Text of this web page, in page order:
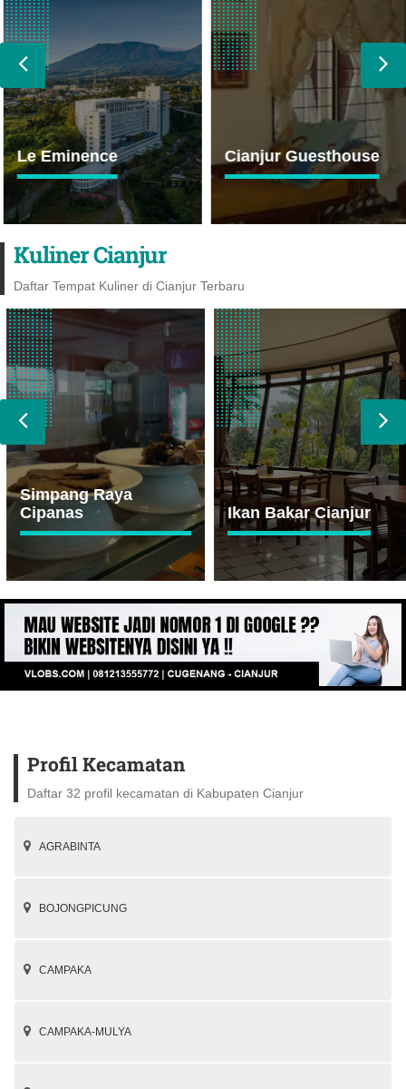
Le Eminence Cianjur Guesthouse
Kuliner Cianjur
Daftar Tempat Kuliner di Cianjur Terbaru
Simpang Raya
Cipanas
Ikan Bakar Cianjur
Profil Kecamatan
Daftar 32 profil kecamatan di Kabupaten Cianjur
AGRABINTA
BOJONGPICUNG
CAMPAKA
CAMPAKA-MULYA